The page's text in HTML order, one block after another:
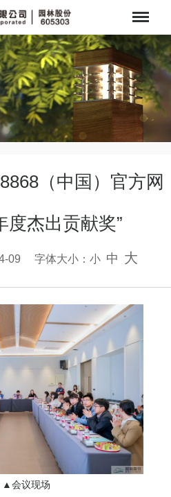
（中国）官方网
度杰出贡献奖”
09 字体大小： 小 中 大
▲会议现场